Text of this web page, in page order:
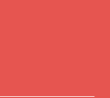
おりますが、情報および
客様が本サイトをご利用